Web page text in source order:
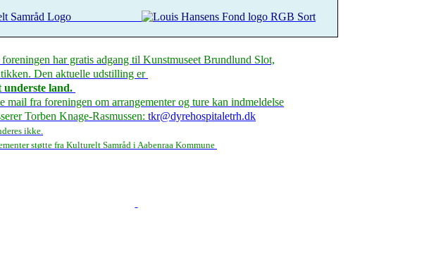
har gratis adgang til Kunstmuseet Brundlund Slot,
Den aktuelle udstilling er
underste land.
mail fra foreningen om arrangementer og ture kan indmeldelse
Torben Knage-Rasmussen: tkr@dyrehospitaletrh.dk
ikke.
støtte fra Kulturelt Samråd i Aabenraa Kommune